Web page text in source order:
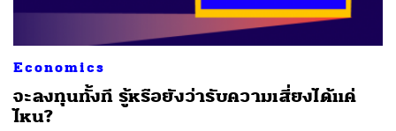
Economics
จะลงทุนทั้งที รู้หรือยังว่ารับความเสี่ยงได้แค่
ไหน?